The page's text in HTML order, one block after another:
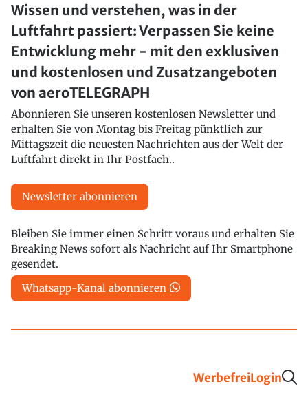
Wissen und verstehen, was in der
Luftfahrt passiert: Verpassen Sie keine
Entwicklung mehr - mit den exklusiven
und kostenlosen und Zusatzangeboten
von aeroTELEGRAPH
Abonnieren Sie unseren kostenlosen Newsletter und
erhalten Sie von Montag bis Freitag pünktlich zur
Mittagszeit die neuesten Nachrichten aus der Welt der
Luftfahrt direkt in Ihr Postfach..
Newsletter abonnieren
Bleiben Sie immer einen Schritt voraus und erhalten Sie
Breaking News sofort als Nachricht auf Ihr Smartphone
gesendet.
Whatsapp-Kanal abonnieren
WerbefreiLogin